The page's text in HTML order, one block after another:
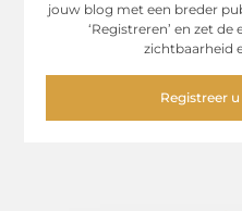
jouw blog met een breder
‘Registreren’ en zet
zichtbaarheid
Registreer